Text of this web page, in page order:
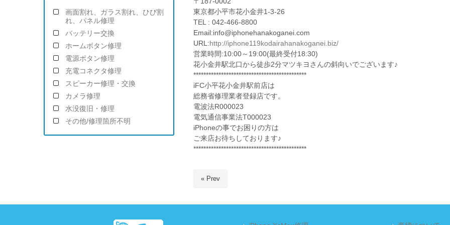
東京都小平市花小金井1-3-26
TEL : 042-466-8800
Email:info@iphonehanakoganei.com
URL: http://iphone119kodairahanakoganei.biz/
営業時間:10:00～19:00(最終受付18:30)
花小金井駅北口から徒歩2分マツキヨさんの斜向いでございます♪
*********************************************
iFC小平花小金井駅前店は
総務省修理業者登録店です。
電波法R000023
電気通信事業法T000023
iPhoneの事でお困りの方は
ご来店お待ちしております♪
*********************************************
« Prev
画面割れ、ガラス割れ、ひび割
れ、パネル修理
バッテリー交換
ホームボタン修理
電源ボタン修理
充電コネクタ修理
スピーカー修理・交換
カメラ修理
水没復旧・修理
その他/修理箇所不明